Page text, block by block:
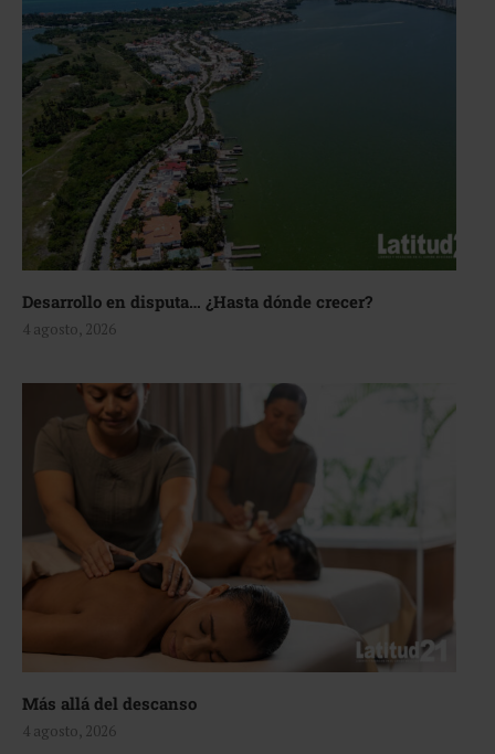
Desarrollo en disputa… ¿Hasta dónde crecer?
4 agosto, 2026
Más allá del descanso
4 agosto, 2026